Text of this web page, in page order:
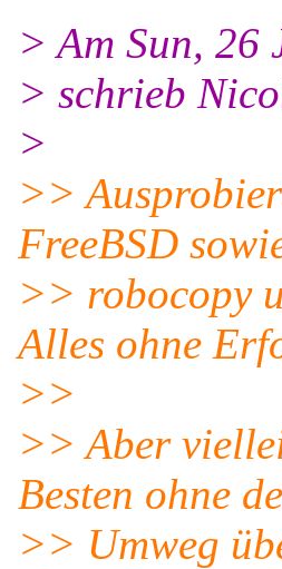
> Am Sun, 26
> schrieb
>
>>
FreeBSD
>> robocopy
Alles ohne
>>
>> Aber
Besten ohne
>> Umweg